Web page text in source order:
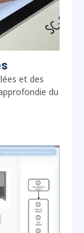
et des
du